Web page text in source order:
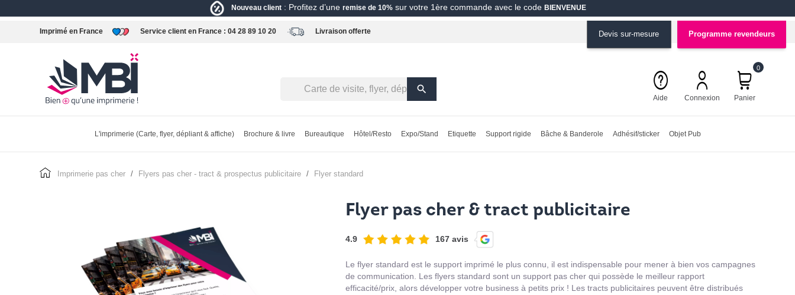
Nouveau client : Profitez d’une remise de 10% sur votre 1ère commande avec le code BIENVENUE
Imprimé en France Service client en France : 04 28 89 10 20 Livraison offerte Devis sur-mesure Programme revendeurs
search
Aide Connexion Panier
0
L'imprimerie (Carte, flyer, dépliant & affiche) Brochure & livre Bureautique Hôtel/Resto Expo/Stand Etiquette Support rigide Bâche & Banderole Adhésif/sticker Objet Pub
imprimerie pas cher flyers pas cher - tract & prospectus publicitaire flyer standard
Flyer pas cher & tract publicitaire
4.9 167 avis
Le flyer standard est le support imprimé le plus connu, il est indispensable pour mener à bien vos campagnes
de communication. Les flyers standard sont un support pas cher qui possède le meilleur rapport
efficacité/prix, alors développer votre business à petits prix ! Les tracts publicitaires peuvent être distribués